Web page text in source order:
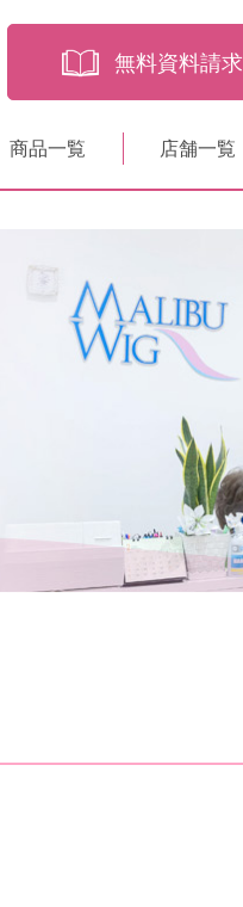
無料資料請求
商品一覧 店舗一覧